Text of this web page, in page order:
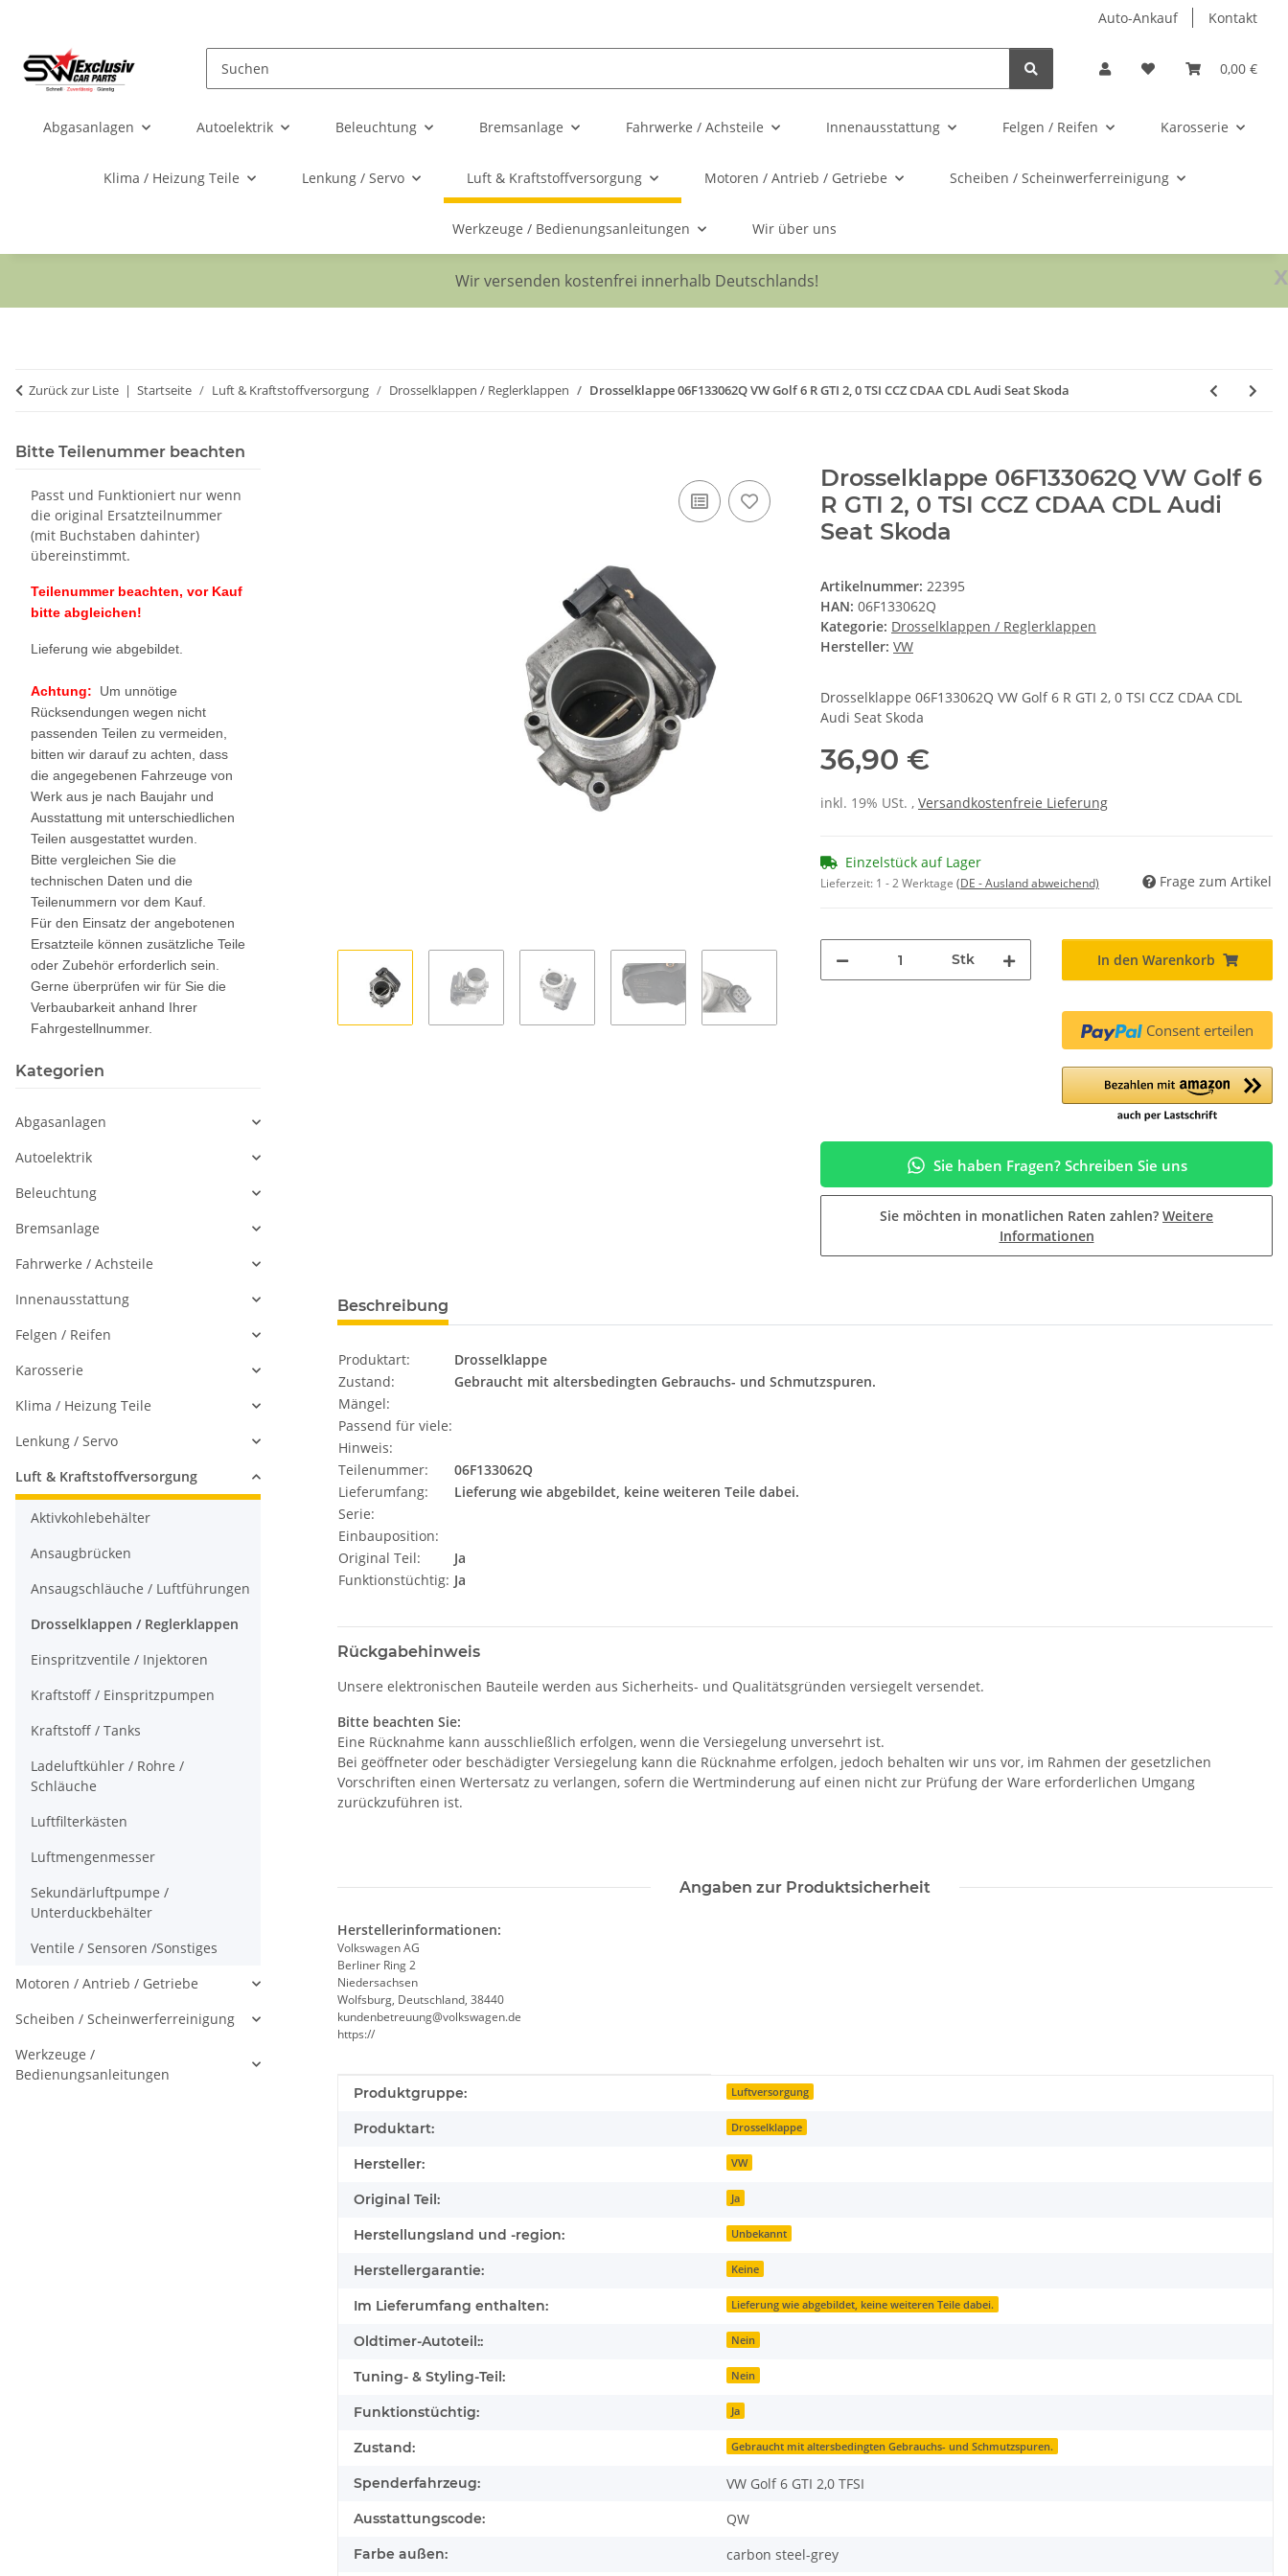
Auto-Ankauf Kontakt
0,00 €
Abgasanlagen Autoelektrik Beleuchtung Bremsanlage Fahrwerke / Achsteile Innenausstattung Felgen / Reifen Karosserie
Klima / Heizung Teile Lenkung / Servo Luft & Kraftstoffversorgung Motoren / Antrieb / Getriebe Scheiben / Scheinwerferreinigung
Werkzeuge / Bedienungsanleitungen Wir über uns
x
Wir versenden kostenfrei innerhalb Deutschlands!
Zurück zur Liste Startseite Luft & Kraftstoffversorgung Drosselklappen / Reglerklappen Drosselklappe 06F133062Q VW Golf 6 R GTI 2, 0 TSI CCZ CDAA CDL Audi Seat Skoda
Drosselklappe 06F133062Q VW Golf 6
R GTI 2, 0 TSI CCZ CDAA CDL Audi
Seat Skoda
Artikelnummer: 22395
HAN: 06F133062Q
Kategorie: Drosselklappen / Reglerklappen
Hersteller: VW
Drosselklappe 06F133062Q VW Golf 6 R GTI 2, 0 TSI CCZ CDAA CDL
Audi Seat Skoda
36,90 €
inkl. 19% USt. , Versandkostenfreie Lieferung
Einzelstück auf Lager
Lieferzeit: 1 - 2 Werktage (DE - Ausland abweichend) Frage zum Artikel
Stk In den Warenkorb
Consent erteilen
Sie haben Fragen? Schreiben Sie uns
Sie möchten in monatlichen Raten zahlen? Weitere
Informationen
Beschreibung
Produktart:
Drosselklappe
Zustand:
Gebraucht mit altersbedingten Gebrauchs- und Schmutzspuren.
Mängel:
Passend für viele:
Hinweis:
Teilenummer:
06F133062Q
Lieferumfang:
Lieferung wie abgebildet, keine weiteren Teile dabei.
Serie:
Einbauposition:
Original Teil:
Ja
Funktionstüchtig: Ja
Rückgabehinweis
Unsere elektronischen Bauteile werden aus Sicherheits- und Qualitätsgründen versiegelt versendet.
Bitte beachten Sie:
Eine Rücknahme kann ausschließlich erfolgen, wenn die Versiegelung unversehrt ist.
Bei geöffneter oder beschädigter Versiegelung kann die Rücknahme erfolgen, jedoch behalten wir uns vor, im Rahmen der gesetzlichen
Vorschriften einen Wertersatz zu verlangen, sofern die Wertminderung auf einen nicht zur Prüfung der Ware erforderlichen Umgang
zurückzuführen ist.
Angaben zur Produktsicherheit
Herstellerinformationen:
Volkswagen AG
Berliner Ring 2
Niedersachsen
Wolfsburg, Deutschland, 38440
kundenbetreuung@volkswagen.de
https://
Produkteigenschaft
Wert
Produktgruppe: Luftversorgung
Produktart: Drosselklappe
Hersteller: VW
Original Teil: Ja
Herstellungsland und -region: Unbekannt
Herstellergarantie: Keine
Im Lieferumfang enthalten: Lieferung wie abgebildet, keine weiteren Teile dabei.
Oldtimer-Autoteil:: Nein
Tuning- & Styling-Teil: Nein
Funktionstüchtig: Ja
Zustand: Gebraucht mit altersbedingten Gebrauchs- und Schmutzspuren.
Spenderfahrzeug: VW Golf 6 GTI 2,0 TFSI
Ausstattungscode: QW
Farbe außen: carbon steel-grey
Bitte Teilenummer beachten
Passt und Funktioniert nur wenn
die original Ersatzteilnummer
(mit Buchstaben dahinter)
übereinstimmt.
Teilenummer beachten, vor Kauf
bitte abgleichen!
Lieferung wie abgebildet.
Achtung: Um unnötige
Rücksendungen wegen nicht
passenden Teilen zu vermeiden,
bitten wir darauf zu achten, dass
die angegebenen Fahrzeuge von
Werk aus je nach Baujahr und
Ausstattung mit unterschiedlichen
Teilen ausgestattet wurden.
Bitte vergleichen Sie die
technischen Daten und die
Teilenummern vor dem Kauf.
Für den Einsatz der angebotenen
Ersatzteile können zusätzliche Teile
oder Zubehör erforderlich sein.
Gerne überprüfen wir für Sie die
Verbaubarkeit anhand Ihrer
Fahrgestellnummer.
Kategorien
Abgasanlagen
Autoelektrik
Beleuchtung
Bremsanlage
Fahrwerke / Achsteile
Innenausstattung
Felgen / Reifen
Karosserie
Klima / Heizung Teile
Lenkung / Servo
Luft & Kraftstoffversorgung
Aktivkohlebehälter
Ansaugbrücken
Ansaugschläuche / Luftführungen
Drosselklappen / Reglerklappen
Einspritzventile / Injektoren
Kraftstoff / Einspritzpumpen
Kraftstoff / Tanks
Ladeluftkühler / Rohre /
Schläuche
Luftfilterkästen
Luftmengenmesser
Sekundärluftpumpe /
Unterduckbehälter
Ventile / Sensoren /Sonstiges
Motoren / Antrieb / Getriebe
Scheiben / Scheinwerferreinigung
Werkzeuge /
Bedienungsanleitungen